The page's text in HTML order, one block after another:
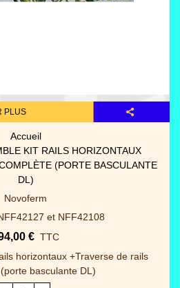
PLUS
Accueil
DE DÉBRAYAGE MOTEUR
DIFF. (CANON ROND SPÉCIAL)
Toulousaine
Réf. interne : 1100554
€ TTC
débrayage Moteur Villa avec câble
(canon rond spécial)
-